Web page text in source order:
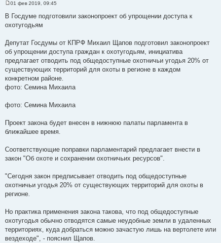
о
о
б
н
и
е
01 фев 2019, 09:45
В Госдуме подготовили законопроект об упрощении доступа к
охотугодьям
Депутат Госдумы от КПРФ Михаил Щапов подготовил законопроект
об упрощении доступа граждан к охотугодьям, инициатива
предлагает отводить под общедоступные охотничьи угодья 20% от
существующих территорий для охоты в регионе в каждом
конкретном районе.
фото: Семина Михаила
фото: Семина Михаила
Проект закона будет внесен в нижнюю палаты парламента в
ближайшее время.
Соответствующие поправки парламентарий предлагает внести в
закон "Об охоте и сохранении охотничьих ресурсов".
"Сегодня закон предписывает отводить под общедоступные
охотничьи угодья 20% от существующих территорий для охоты в
регионе.
Но практика применения закона такова, что под общедоступные
охотугодья обычно отводятся самые неудобные земли в удаленных
территориях, куда добраться можно зачастую лишь на вертолете или
вездеходе", - пояснил Щапов.